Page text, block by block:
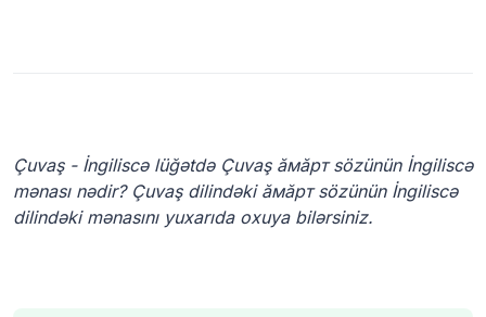
Çuvaş - İngiliscə lüğətdə Çuvaş ăмăрт sözünün İngiliscə
mənası nədir? Çuvaş dilindəki ăмăрт sözünün İngiliscə
dilindəki mənasını yuxarıda oxuya bilərsiniz.